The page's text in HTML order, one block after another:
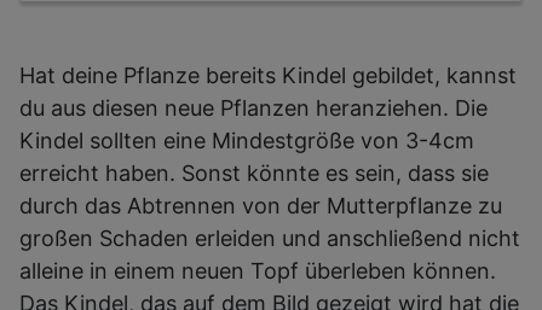
Hat deine Pflanze bereits Kindel gebildet, kannst
du aus diesen neue Pflanzen heranziehen. Die
Kindel sollten eine Mindestgröße von 3-4cm
erreicht haben. Sonst könnte es sein, dass sie
durch das Abtrennen von der Mutterpflanze zu
großen Schaden erleiden und anschließend nicht
alleine in einem neuen Topf überleben können.
Das Kindel, das auf dem Bild gezeigt wird hat die